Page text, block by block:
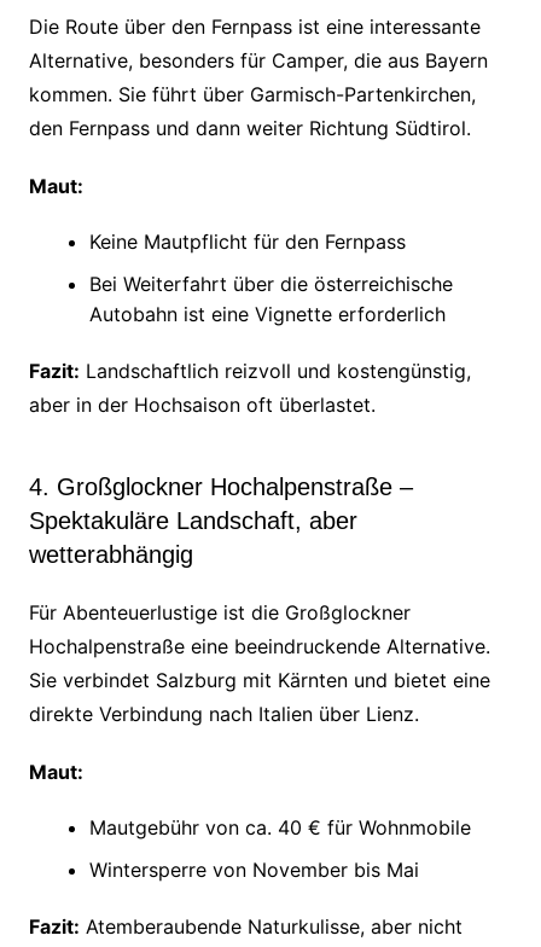
Die Route über den Fernpass ist eine interessante
Alternative, besonders für Camper, die aus Bayern
kommen. Sie führt über Garmisch-Partenkirchen,
den Fernpass und dann weiter Richtung Südtirol.
Maut:
Keine Mautpflicht für den Fernpass
Bei Weiterfahrt über die österreichische
Autobahn ist eine Vignette erforderlich
Fazit: Landschaftlich reizvoll und kostengünstig,
aber in der Hochsaison oft überlastet.
4. Großglockner Hochalpenstraße –
Spektakuläre Landschaft, aber
wetterabhängig
Für Abenteuerlustige ist die Großglockner
Hochalpenstraße eine beeindruckende Alternative.
Sie verbindet Salzburg mit Kärnten und bietet eine
direkte Verbindung nach Italien über Lienz.
Maut:
Mautgebühr von ca. 40 € für Wohnmobile
Wintersperre von November bis Mai
Fazit: Atemberaubende Naturkulisse, aber nicht